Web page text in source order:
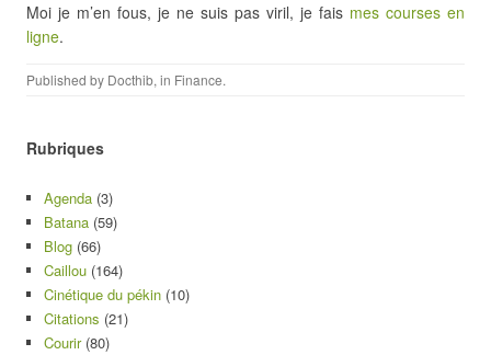
Moi je m’en fous, je ne suis pas viril, je fais mes courses en
ligne.
Published by Docthib, in Finance.
Rubriques
Agenda (3)
Batana (59)
Blog (66)
Caillou (164)
Cinétique du pékin (10)
Citations (21)
Courir(80)